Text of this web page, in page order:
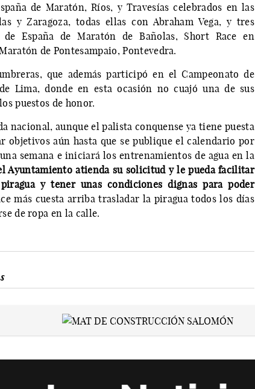
de Maratón, Ríos, y Travesías celebrados en las
y Zaragoza, todas ellas con Abraham Vega, y tres
España de Maratón de Bañolas, Short Race en
de Pontesampaio, Pontevedra.
que además participó en el Campeonato de
Lima, donde en esta ocasión no cuajó una de sus
puestos de honor.
nacional, aunque el palista conquense ya tiene puesta
aún hasta que se publique el calendario por
semana e iniciará los entrenamientos de agua en la
Ayuntamiento atienda su solicitud y le pueda facilitar
y tener unas condiciones dignas para poder
más cuesta arriba trasladar la piragua todos los días
de ropa en la calle.